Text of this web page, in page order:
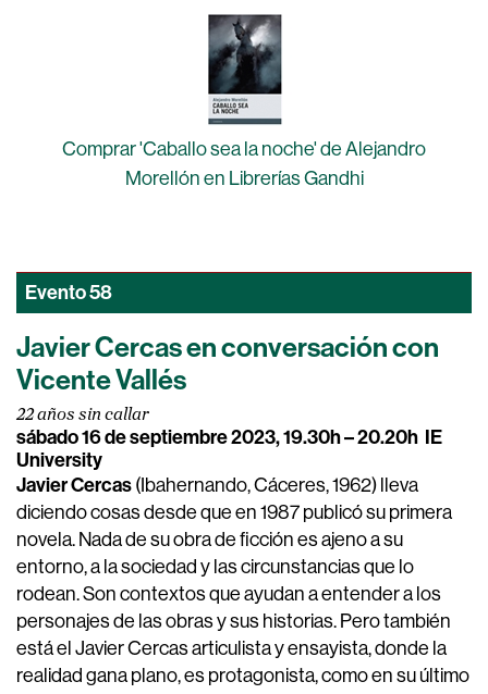
Comprar 'Caballo sea la noche' de Alejandro
Morellón en Librerías Gandhi
Evento58
Javier Cercas en conversación con
Vicente Vallés
22 años sin callar
sábado 16 de septiembre 2023, 19.30h – 20.20h IE
University
Javier Cercas (Ibahernando, Cáceres, 1962) lleva
diciendo cosas desde que en 1987 publicó su primera
novela. Nada de su obra de ficción es ajeno a su
entorno, a la sociedad y las circunstancias que lo
rodean. Son contextos que ayudan a entender a los
personajes de las obras y sus historias. Pero también
está el Javier Cercas articulista y ensayista, donde la
realidad gana plano, es protagonista, como en su último